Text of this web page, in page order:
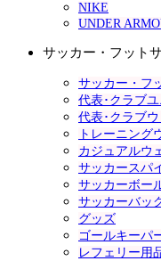
NIKE
UNDER
サッカー・フット
サッカー・フ
代表･クラブ
代表･クラブ
トレーニング
カジュアルウ
サッカースパ
サッカーボー
サッカーバッ
グッズ
ゴールキーパ
レフェリー用